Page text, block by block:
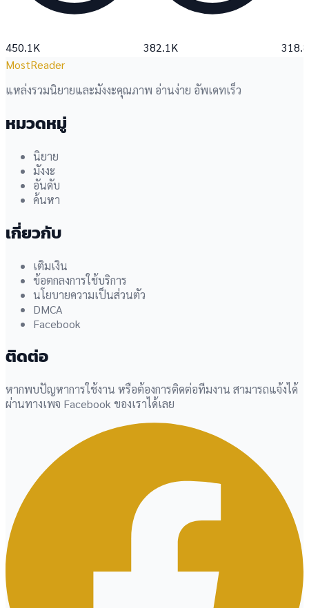
450.1K 382.1K
MostReader
แหล่งรวมนิยายและมังงะคุณภาพ อ่านง่าย อัพเดทเร็ว
หมวดหมู่
นิยาย
มังงะ
อันดับ
ค้นหา
เกี่ยวกับ
เติมเงิน
ข้อตกลงการใช้บริการ
นโยบายความเป็นส่วนตัว
DMCA
Facebook
ติดต่อ
หากพบปัญหาการใช้งาน หรือต้องการติดต่อทีมงาน สามารถแจ้งได้
ผ่านทางเพจ Facebook ของเราได้เลย